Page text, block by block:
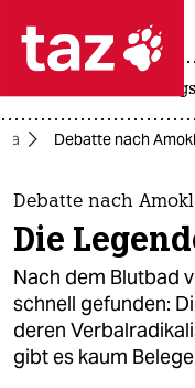
 taz
themen
politik
öko
gesellschaft
Debatte nach
Debatte nach
Die
Nach dem Blutbad
schnell gefunden:
deren
gibt es kaum